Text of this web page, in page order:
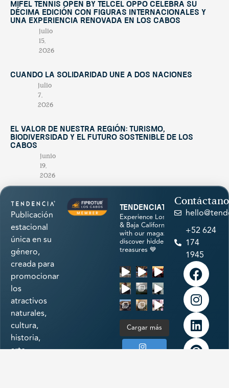
Mifel Tennis Open by Telcel Oppo celebra su
décima edición con figuras internacionales y
una experiencia renovada en Los Cabos
julio
15,
2026
Cuando la solidaridad une a dos naciones
julio
7,
2026
El valor de nuestra región: turismo,
biodiversidad y el futuro sostenible de Los
Cabos
junio
19,
2026
Publicación
estacional
única en su
género,
creada para
promocionar
los
atractivos
naturales,
cultura,
historia,
arte,
tendenciatravel
Experience Los Cabos
& Baja California Sur
with our magazine &
discover hidden
treasures 💙
Cargar más
+52 624
174
1945